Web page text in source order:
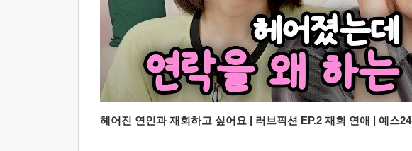
헤어진 연인과 재회하고 싶어요 | 러브픽션 EP.2 재회 연애 | 예스24